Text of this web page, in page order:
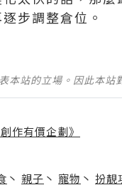
步調整倉位。
本站的立場。因此本
作有價企劃》
丶 親子 丶 寵物 丶 扮靚